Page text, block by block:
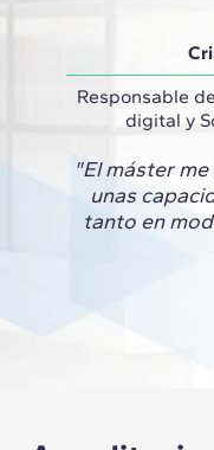
Responsable
digital y
"El máster
unas
tanto en